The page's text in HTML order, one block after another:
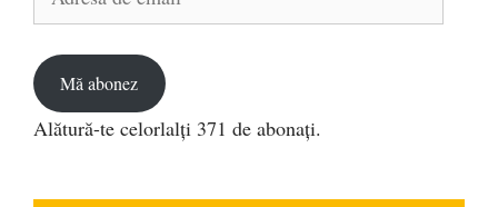
Mă abonez
Alătură-te celorlalți 371 de abonați.